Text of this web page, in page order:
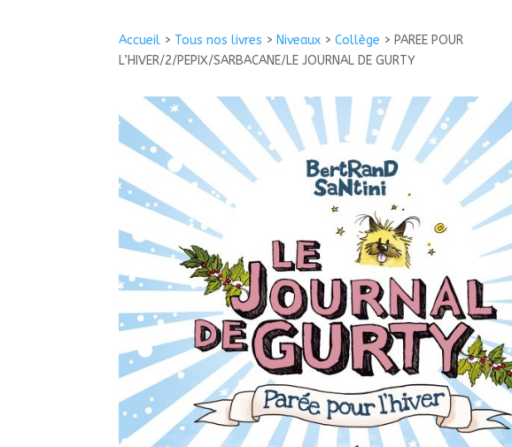
Accueil > Tous nos livres > Niveaux >Collège > PAREE POUR
L’HIVER/2/PEPIX/SARBACANE/LE JOURNAL DE GURTY